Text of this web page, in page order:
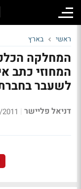
ראשי בארץ
המחלקה
המחוזי כתב
לשעבר
דניאל פליישר |
15:37